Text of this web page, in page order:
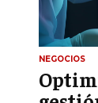
PROYECTOS
GESTIÓN
GESTIÓN
DE
NEGOCIOS